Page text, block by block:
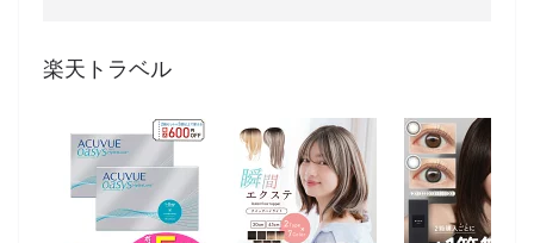
楽天トラベル